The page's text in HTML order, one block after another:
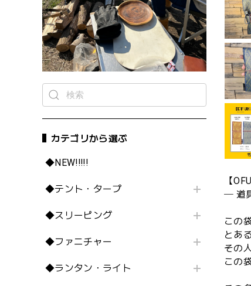
カテゴリから選ぶ
◆NEW!!!!!
◆テント・タープ
◆スリーピング
◆ファニチャー
◆ランタン・ライト
【
─ 道
この
とあ
その
この